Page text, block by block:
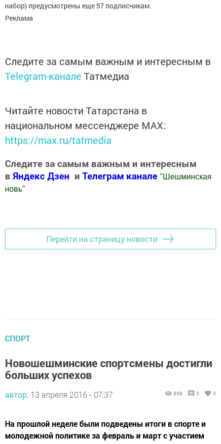
набор) предусмотрены еще 57 подписчикам.
Реклама
Следите за самым важным и интересным в
Telegram-канале Татмедиа
Читайте новости Татарстана в
национальном мессенджере MАХ:
https://max.ru/tatmedia
Следите за самым важным и интересным
в Яндекс Дзен и Телеграм канале " Шешминская
новь"
Перейти на страницу новости
СПОРТ
Новошешминские спортсмены достигли
больших успехов
автор, 13 апреля 2016 - 07:37 859 0 0
На прошлой неделе были подведены итоги в спорте и
молодежной политике за февраль и март с участием